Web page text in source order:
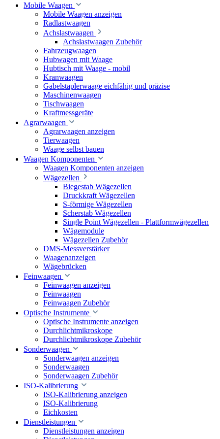
Mobile Waagen
Mobile Waagen anzeigen
Radlastwaagen
Achslastwaagen
Achslastwaagen Zubehör
Fahrzeugwaagen
Hubwagen mit Waage
Hubtisch mit Waage - mobil
Kranwaagen
Gabelstaplerwaage eichfähig und präzise
Maschinenwaagen
Tischwaagen
Kraftmessgeräte
Agrarwaagen
Agrarwaagen anzeigen
Tierwaagen
Waage selbst bauen
Waagen Komponenten
Waagen Komponenten anzeigen
Wägezellen
Biegestab Wägezellen
Druckkraft Wägezellen
S-förmige Wägezellen
Scherstab Wägezellen
Single Point Wägezellen - Plattformwägezellen
Wägemodule
Wägezellen Zubehör
DMS-Messverstärker
Waagenanzeigen
Wägebrücken
Feinwaagen
Feinwaagen anzeigen
Feinwaagen
Feinwaagen Zubehör
Optische Instrumente
Optische Instrumente anzeigen
Durchlichtmikroskope
Durchlichtmikroskope Zubehör
Sonderwaagen
Sonderwaagen anzeigen
Sonderwaagen
Sonderwaagen Zubehör
ISO-Kalibrierung
ISO-Kalibrierung anzeigen
ISO-Kalibrierung
Eichkosten
Dienstleistungen
Dienstleistungen anzeigen